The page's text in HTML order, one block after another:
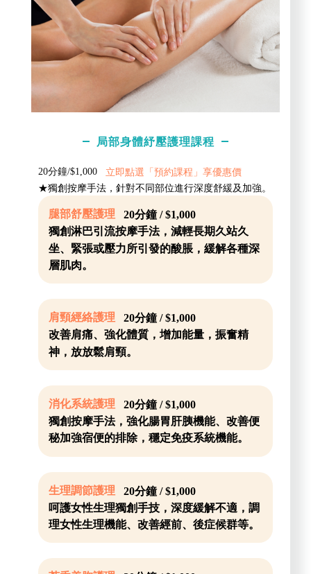
局部身體紓壓護理課程
20分鐘/$1,000 立即點選「預約課程」享優惠價
★獨創按摩手法，針對不同部位進行深度舒緩及加強。
腿部舒壓護理 20分鐘 / $1,000
獨創淋巴引流按摩手法，減輕長期久站久
坐、緊張或壓力所引發的酸脹，緩解各種深
層肌肉。
肩頸經絡護理 20分鐘 / $1,000
改善肩痛、強化體質，增加能量，振奮精
神，放放鬆肩頸。
消化系統護理 20分鐘 / $1,000
獨創按摩手法，強化腸胃肝胰機能、改善便
秘加強宿便的排除，穩定免疫系統機能。
生理調節護理 20分鐘 / $1,000
呵護女性生理獨創手技，深度緩解不適，調
理女性生理機能、改善經前、後症候群等。